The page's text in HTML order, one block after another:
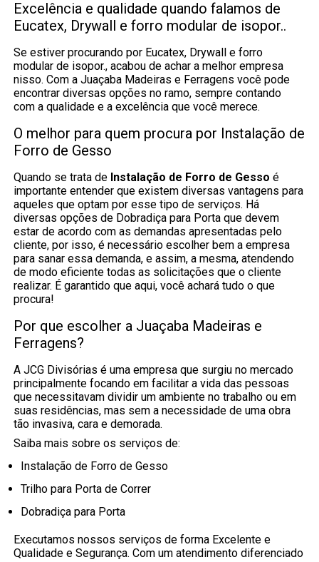
Excelência e qualidade quando falamos de
Eucatex, Drywall e forro modular de isopor..
Se estiver procurando por Eucatex, Drywall e forro
modular de isopor., acabou de achar a melhor empresa
nisso. Com a Juaçaba Madeiras e Ferragens você pode
encontrar diversas opções no ramo, sempre contando
com a qualidade e a excelência que você merece.
O melhor para quem procura por Instalação de
Forro de Gesso
Quando se trata de Instalação de Forro de Gesso é
importante entender que existem diversas vantagens para
aqueles que optam por esse tipo de serviços. Há
diversas opções de Dobradiça para Porta que devem
estar de acordo com as demandas apresentadas pelo
cliente, por isso, é necessário escolher bem a empresa
para sanar essa demanda, e assim, a mesma, atendendo
de modo eficiente todas as solicitações que o cliente
realizar. É garantido que aqui, você achará tudo o que
procura!
Por que escolher a Juaçaba Madeiras e
Ferragens?
A JCG Divisórias é uma empresa que surgiu no mercado
principalmente focando em facilitar a vida das pessoas
que necessitavam dividir um ambiente no trabalho ou em
suas residências, mas sem a necessidade de uma obra
tão invasiva, cara e demorada.
Saiba mais sobre os serviços de:
Instalação de Forro de Gesso
Trilho para Porta de Correr
Dobradiça para Porta
Executamos nossos serviços de forma Excelente e
Qualidade e Segurança. Com um atendimento diferenciado